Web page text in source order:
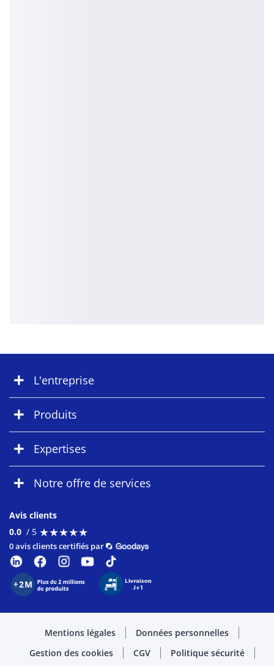
L'entreprise
Produits
Expertises
Notre offre de services
Avis clients
0.0 / 5 ★★★★★
★★★★★
0 avis clients certifiés par
Mentions légales
Données personnelles
Gestion des cookies
CGV Politique sécurité